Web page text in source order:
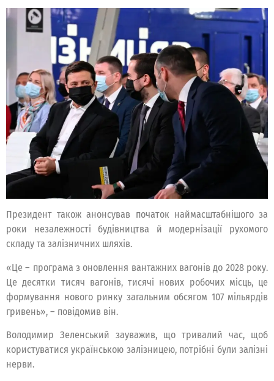
Президент також анонсував початок наймасштабнішого за
роки незалежності будівництва й модернізації рухомого
складу та залізничних шляхів.
«Це – програма з оновлення вантажних вагонів до 2028 року.
Це десятки тисяч вагонів, тисячі нових робочих місць, це
формування нового ринку загальним обсягом 107 мільярдів
гривень», – повідомив він.
Володимир Зеленський зауважив, що тривалий час, щоб
користуватися українською залізницею, потрібні були залізні
нерви.